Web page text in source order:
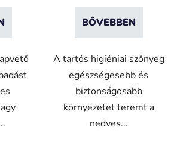
BŐVEBBEN
A tartós higiéniai szőnyeg
egészségesebb és
biztonságosabb
környezetet teremt a
nedves...